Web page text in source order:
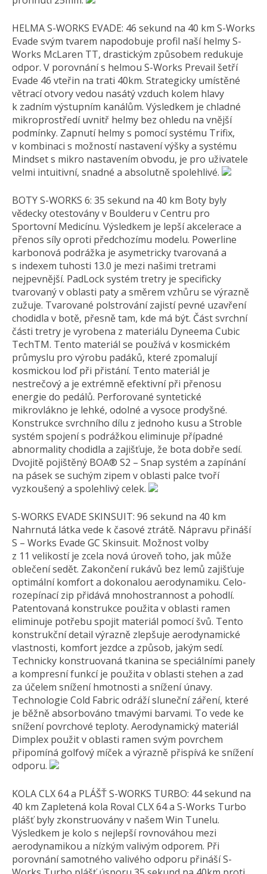
HELMA S-WORKS EVADE: 46 sekund na 40 km S-Works
Evade svým tvarem napodobuje profil naší helmy S-
Works McLaren TT, drastickým způsobem redukuje
odpor. V porovnání s helmou S-Works Prevail šetří
Evade 46 vteřin na trati 40km. Strategicky umístěné
větrací otvory vedou nasátý vzduch kolem hlavy
k zadním výstupním kanálům. Výsledkem je chladné
mikroprostředí uvnitř helmy bez ohledu na vnější
podmínky. Zapnutí helmy s pomocí systému Trifix,
v kombinaci s možností nastavení výšky a systému
Mindset s mikro nastavením obvodu, je pro uživatele
velmi intuitivní, snadné a absolutně spolehlivé.
BOTY S-WORKS 6: 35 sekund na 40 km Boty byly
vědecky otestovány v Boulderu v Centru pro
Sportovní Medicínu. Výsledkem je lepší akcelerace a
přenos síly oproti předchozímu modelu. Powerline
karbonová podrážka je asymetricky tvarovaná a
s indexem tuhosti 13.0 je mezi našimi tretrami
nejpevnější. PadLock systém tretry je specificky
tvarovaný v oblasti paty a směrem vzhůru se výrazně
zužuje. Tvarované polstrování zajistí pevné uzavření
chodidla v botě, přesně tam, kde má být. Část svrchní
části tretry je vyrobena z materiálu Dyneema Cubic
TechTM. Tento materiál se používá v kosmickém
průmyslu pro výrobu padáků, které zpomalují
kosmickou loď při přistání. Tento materiál je
nestrečový a je extrémně efektivní při přenosu
energie do pedálů. Perforované syntetické
mikrovlákno je lehké, odolné a vysoce prodyšné.
Konstrukce svrchního dílu z jednoho kusu a Stroble
systém spojení s podrážkou eliminuje případné
abnormality chodidla a zajišťuje, že bota dobře sedí.
Dvojitě pojištěný BOA® S2 – Snap systém a zapínání
na pásek se suchým zipem v oblasti palce tvoří
vyzkoušený a spolehlivý celek.
S-WORKS EVADE SKINSUIT: 96 sekund na 40 km
Nahrnutá látka vede k časové ztrátě. Nápravu přináší
S – Works Evade GC Skinsuit. Možnost volby
z 11 velikostí je zcela nová úroveň toho, jak může
oblečení sedět. Zakončení rukávů bez lemů zajišťuje
optimální komfort a dokonalou aerodynamiku. Celo-
rozepínací zip přidává mnohostrannost a pohodlí.
Patentovaná konstrukce použita v oblasti ramen
eliminuje potřebu spojit materiál pomocí švů. Tento
konstrukční detail výrazně zlepšuje aerodynamické
vlastnosti, komfort jezdce a způsob, jakým sedí.
Technicky konstruovaná tkanina se speciálními panely
a kompresní funkcí je použita v oblasti stehen a zad
za účelem snížení hmotnosti a snížení únavy.
Technologie Cold Fabric odráží sluneční záření, které
je běžně absorbováno tmavými barvami. To vede ke
snížení povrchové teploty. Aerodynamický materiál
Dimplex použit v oblasti ramen svým povrchem
připomíná golfový míček a výrazně přispívá ke snížení
odporu.
KOLA CLX 64 a PLÁŠŤ S-WORKS TURBO: 44 sekund na
40 km Zapletená kola Roval CLX 64 a S-Works Turbo
plášť byly zkonstruovány v našem Win Tunelu.
Výsledkem je kolo s nejlepší rovnováhou mezi
aerodynamikou a nízkým valivým odporem. Při
porovnání samotného valivého odporu přináší S-